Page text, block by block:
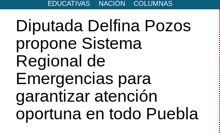
EDUCATIVAS
NACIÓN COLUMNAS
Diputada Delfina Pozos
propone Sistema
Regional de
Emergencias para
garantizar atención
oportuna en todo Puebla